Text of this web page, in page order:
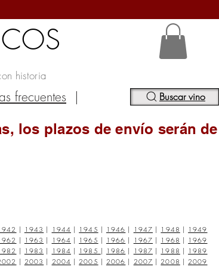
historia
frecuentes | Buscar vino
los plazos de envío serán
| 1943 | 1944 | 1945 | 1946 | 1947 | 1948 | 1949
| 1963 | 1964 | 1965 | 1966 | 1967 | 1968 | 1969
| 1983 | 1984 | 1985 | 1986 | 1987 | 1988 | 1989
| 2003 | 2004 | 2005 | 2006 | 2007 | 2008 | 2009